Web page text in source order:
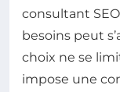
consultant
besoins peut
choix ne se
impose une